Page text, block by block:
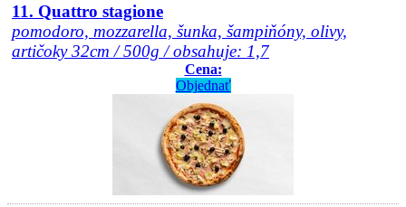
11. Quattro stagione
pomodoro, mozzarella, šunka, šampiňóny, olivy,
artičoky 32cm / 500g / obsahuje: 1,7
Cena:
Objednať